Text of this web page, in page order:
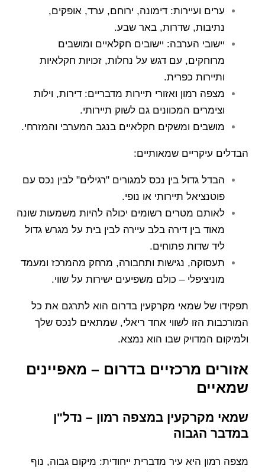
ערים ועיירות: דימונה, ירוחם, ערד, אופקים,
נתיבות, שדרות, באר שבע.
יישובי הערבה: יישובים חקלאיים ומושבים
מרוחקים, עם דגש על נחלות, זכויות חקלאיות
ותיירות כפרית.
מצפה רמון ואזורי תיירות מדבריים: דירות, וילות
וצימרים המכוונים גם לשוק תיירותי.
מושבים ומשקים חקלאיים בנגב המערבי והמזרחי.
הבדלים עיקריים שמאותיים:
הבדל גדול בין נכס למגורים "רגילים" לבין נכס עם
פוטנציאל תיירותי או נופי.
לאותם מטרים רשומים יכולה להיות משמעות שונה
מאוד בין דירה בלב עיירה לבין בית על מגרש גדול
ליד שדות פתוחים.
תעסוקה, נגישות ותחבורה, מרחק מהמרכז ומעמד
מוניציפלי – כולם משפיעים ישירות על שווי.
תפקידו של שמאי מקרקעין בדרום הוא לתרגם את כל
המורכבות הזו לשווי אחד ריאלי, שמתאים לנכס שלך
ולמיקום המדויק שבו הוא נמצא.
אזורים מרכזיים בדרום – מאפיינים
שמאיים
שמאי מקרקעין במצפה רמון – נדל"ן
במדבר הגבוה
מצפה רמון היא עיר מדברית ייחודית: מיקום גבוה, נוף